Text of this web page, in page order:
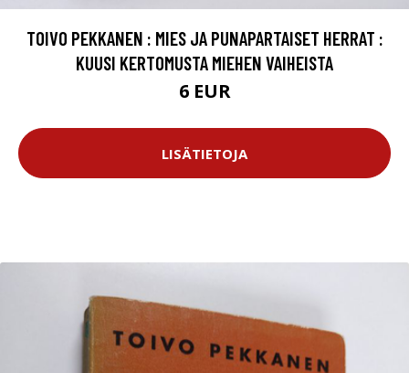
TOIVO PEKKANEN : MIES JA PUNAPARTAISET HERRAT :
KUUSI KERTOMUSTA MIEHEN VAIHEISTA
6 EUR
LISÄTIETOJA